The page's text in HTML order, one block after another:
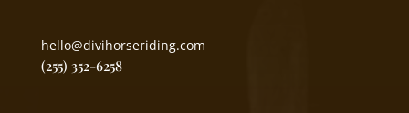
hello@divihorseriding.com
(255) 352-6258